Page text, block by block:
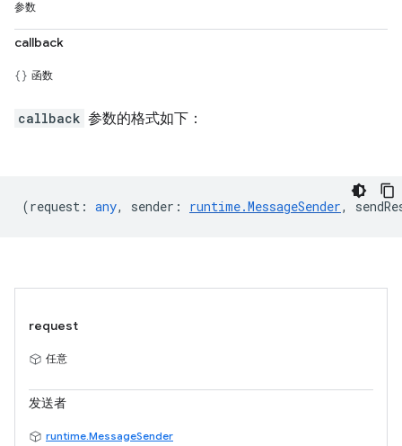
参数
callback
函数
callback 参数的格式如下：
(request : any, sender : runtime.MessageSender,
request
任意
发送者
runtime.MessageSender